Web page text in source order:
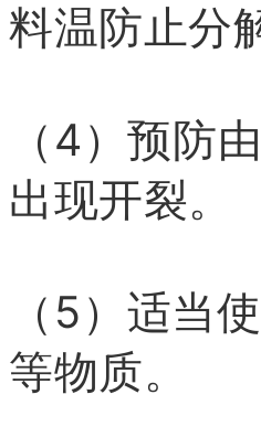
料温防止分
（4）预防
出现开裂。
（5）适当
等物质。